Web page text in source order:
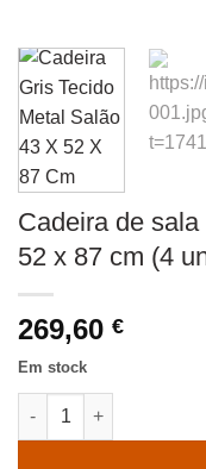
Cadeira de
52 x 87 cm (4
269,60 €
Em stock
Quantidade de